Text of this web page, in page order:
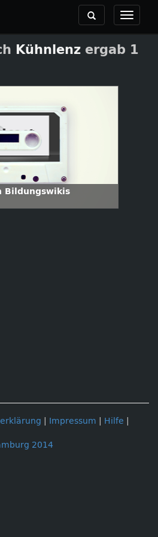
Toggle
Toggle
navigation
Kühnlenz ergab 1
Bildungswikis
Impressum Hilfe
2014